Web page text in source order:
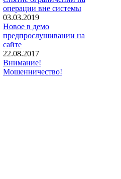
операции вне системы
03.03.2019
Новое в демо
предпрослушивании на
сайте
22.08.2017
Внимание!
Мошенничество!